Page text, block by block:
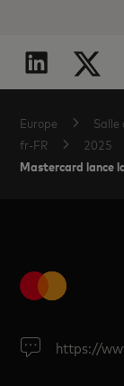
Europe Salle
fr-FR
2025
Mastercard lance
https://